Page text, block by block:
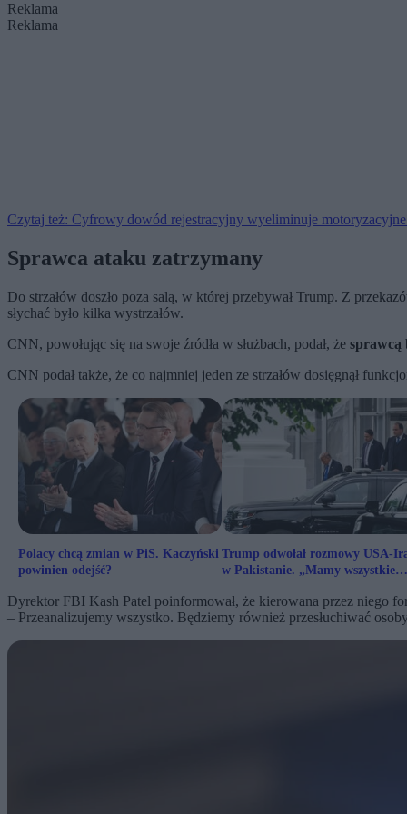
Reklama
Reklama
Czytaj też: Cyfrowy dowód rejestracyjny wyeliminuje
Sprawca ataku zatrzymany
Do strzałów doszło poza salą, w której przebywał Trump. Z
słychać było kilka wystrzałów.
CNN, powołując się na swoje źródła w służbach, podał, że sprawcą
CNN podał także, że co najmniej jeden ze strzałów dosięgnął
Polacy chcą zmian w PiS. Kaczyński
powinien odejść?
Trump odwołał rozmowy USA-
w Pakistanie. „Mamy wszystkie
Dyrektor FBI Kash Patel poinformował, że kierowana przez niego
– Przeanalizujemy wszystko. Będziemy również przesłuchiwać